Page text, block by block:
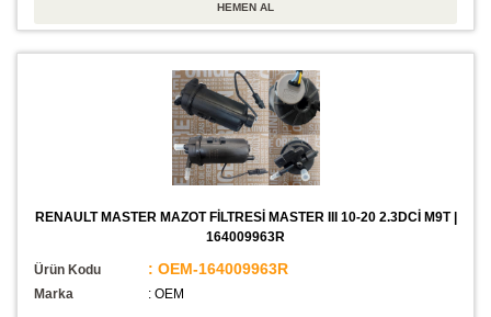
RENAULT MASTER MAZOT FİLTRESİ MASTER III 10-20 2.3DCİ M9T |
164009963R
Ürün Kodu : OEM-164009963R
Marka : OEM